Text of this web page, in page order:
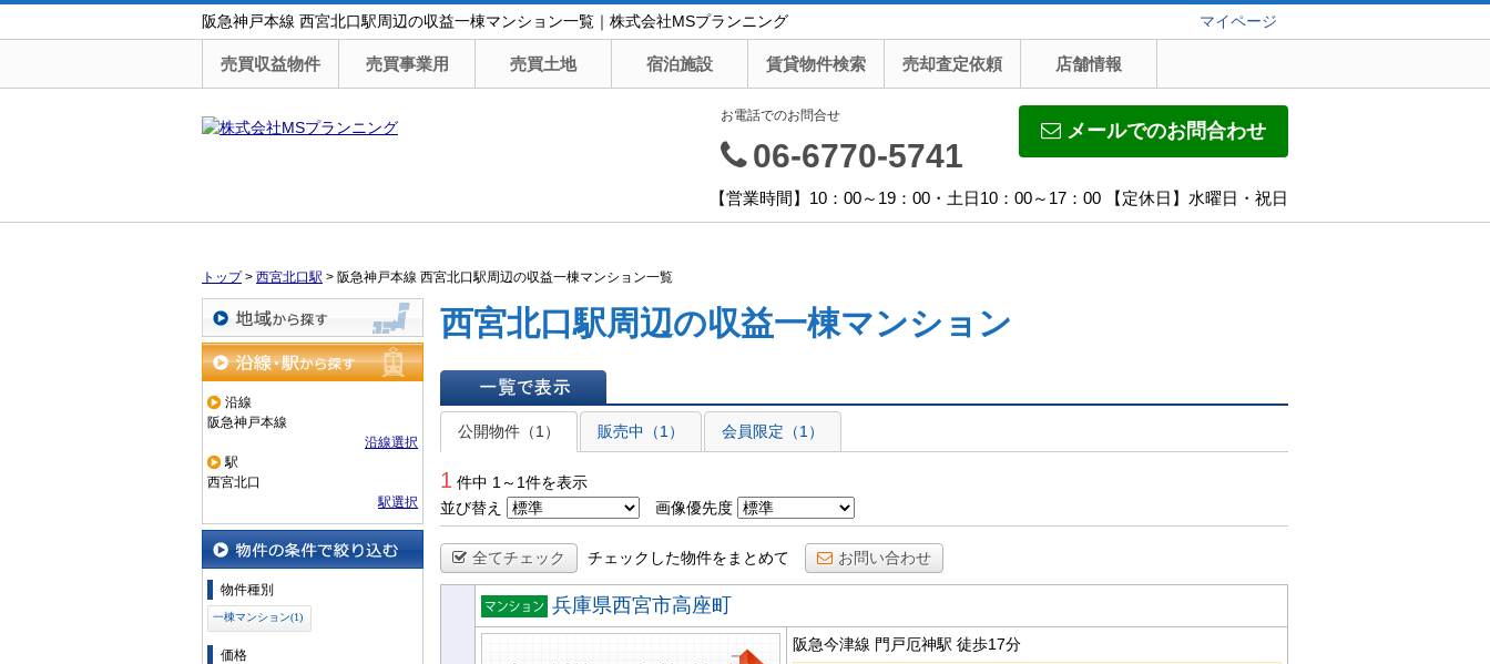
阪急神戸本線 西宮北口駅周辺の収益一棟マンション一覧｜株式会社MSプランニング マイページ
売買収益物件 売買事業用 売買土地 宿泊施設 賃貸物件検索 売却査定依頼 店舗情報
メールでのお問合わせ
お電話でのお問合せ
06-6770-5741
【営業時間】10：00～19：00・土日10：00～17：00 【定休日】水曜日・祝日
トップ> 西宮北口駅 > 阪急神戸本線 西宮北口駅周辺の収益一棟マンション一覧
地域から探す
沿線・駅から探す
沿線
阪急神戸本線
沿線選択
駅
西宮北口
駅選択
物件の条件で絞り込む
物件種別
一棟マンション(1)
価格
西宮北口駅周辺の収益一棟マンション
一覧で表示
公開物件（1）
販売中（1） 会員限定（1）
1 件中 1～1件を表示
並び替え
画像優先度
全てチェック チェックした物件をまとめて お問い合わせ
一棟マン
兵庫県西宮市高座町
阪急今津線 門戸厄神駅 徒歩17分